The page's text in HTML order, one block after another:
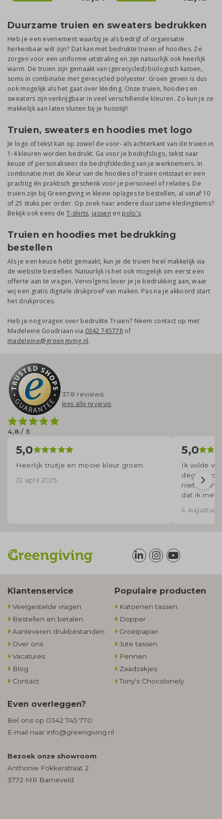
Duurzame truien en sweaters bedrukken
Heb je een evenement waarbij je als bedrijf of organisatie
herkenbaar wilt zijn? Dat kan met bedrukte truien of hoodies. Ze
zorgen voor een uniforme uitstraling en zijn natuurlijk ook heerlijk
warm. De truien zijn gemaakt van (gerecycled) biologisch katoen,
soms in combinatie met gerecycled polyester. Groen geven is dus
ook mogelijk als het gaat over kleding. Onze truien, hoodies en
sweaters zijn verkrijgbaar in veel verschillende kleuren. Zo kun je ze
makkelijk aan laten sluiten bij je huisstijl!
Truien, sweaters en hoodies met logo
Je logo of tekst kan op zowel de voor- als achterkant van de truien in
1-4 kleuren worden bedrukt. Ga voor je bedrijfslogo, tekst naar
keuze of personaliseer de bedrijfskleding van je werknemers. In
combinatie met de kleur van de hoodies of truien ontstaat er een
prachtig én praktisch geschenk voor je personeel of relaties. De
truien zijn bij Greengiving in kleine oplages te bestellen, al vanaf 10
of 25 stuks per order. Op zoek naar andere duurzame kledingitems?
Bekijk ook eens de T-shirts, jassen en polo's.
Truien en hoodies met bedrukking
bestellen
Als je een keuze hebt gemaakt, kun je de truien heel makkelijk via
de website bestellen. Natuurlijk is het ook mogelijk om eerst een
offerte aan te vragen. Vervolgens lever je je bedrukking aan, waar
wij een gratis digitale drukproef van maken. Pas na je akkoord start
het drukproces.
Heb je nog vragen over bedrukte Truien? Neem contact op met
Madeleine Goudriaan via 0342 745778of
madeleine@greengiving.nl.
4,8 / 5
378 reviews
lees alle reviews
5,0
Heerlijk truitje en mooie kleur groen.
22 april 2025
5,0
Ik wilde
degene
niet zo
dat ik met
korte
4 augustus
Klantenservice
Veelgestelde vragen
Bestellen en betalen
Aanleveren drukbestanden
Over ons
Vacatures
Blog
Contact
Populaire producten
Katoenen tassen
Dopper
Groeipapier
Jute tassen
Pennen
Zaadzakjes
Tony's Chocolonely
Even overleggen?
Bel ons op 0342 745 770
E-mail naar info@greengiving.nl
Bezoek onze showroom
Anthonie Fokkerstraat 2
3772 MR Barneveld